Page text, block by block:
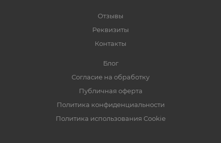
Отзывы
Реквизиты
Контакты
Блог
Согласие на обработку
Публичная оферта
Политика конфиденциальности
Политика использования Cookie